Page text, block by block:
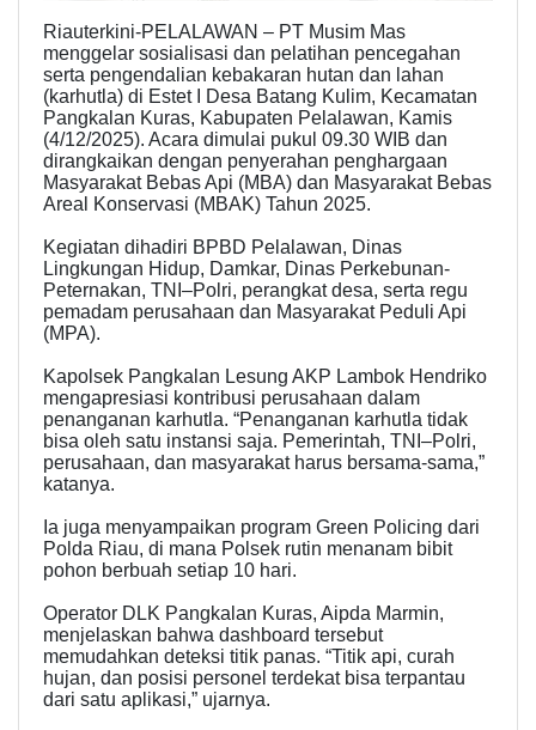
Riauterkini-PELALAWAN – PT Musim Mas
menggelar sosialisasi dan pelatihan pencegahan
serta pengendalian kebakaran hutan dan lahan
(karhutla) di Estet I Desa Batang Kulim, Kecamatan
Pangkalan Kuras, Kabupaten Pelalawan, Kamis
(4/12/2025). Acara dimulai pukul 09.30 WIB dan
dirangkaikan dengan penyerahan penghargaan
Masyarakat Bebas Api (MBA) dan Masyarakat Bebas
Areal Konservasi (MBAK) Tahun 2025.
Kegiatan dihadiri BPBD Pelalawan, Dinas
Lingkungan Hidup, Damkar, Dinas Perkebunan-
Peternakan, TNI–Polri, perangkat desa, serta regu
pemadam perusahaan dan Masyarakat Peduli Api
(MPA).
Kapolsek Pangkalan Lesung AKP Lambok Hendriko
mengapresiasi kontribusi perusahaan dalam
penanganan karhutla. “Penanganan karhutla tidak
bisa oleh satu instansi saja. Pemerintah, TNI–Polri,
perusahaan, dan masyarakat harus bersama-sama,”
katanya.
Ia juga menyampaikan program Green Policing dari
Polda Riau, di mana Polsek rutin menanam bibit
pohon berbuah setiap 10 hari.
Operator DLK Pangkalan Kuras, Aipda Marmin,
menjelaskan bahwa dashboard tersebut
memudahkan deteksi titik panas. “Titik api, curah
hujan, dan posisi personel terdekat bisa terpantau
dari satu aplikasi,” ujarnya.